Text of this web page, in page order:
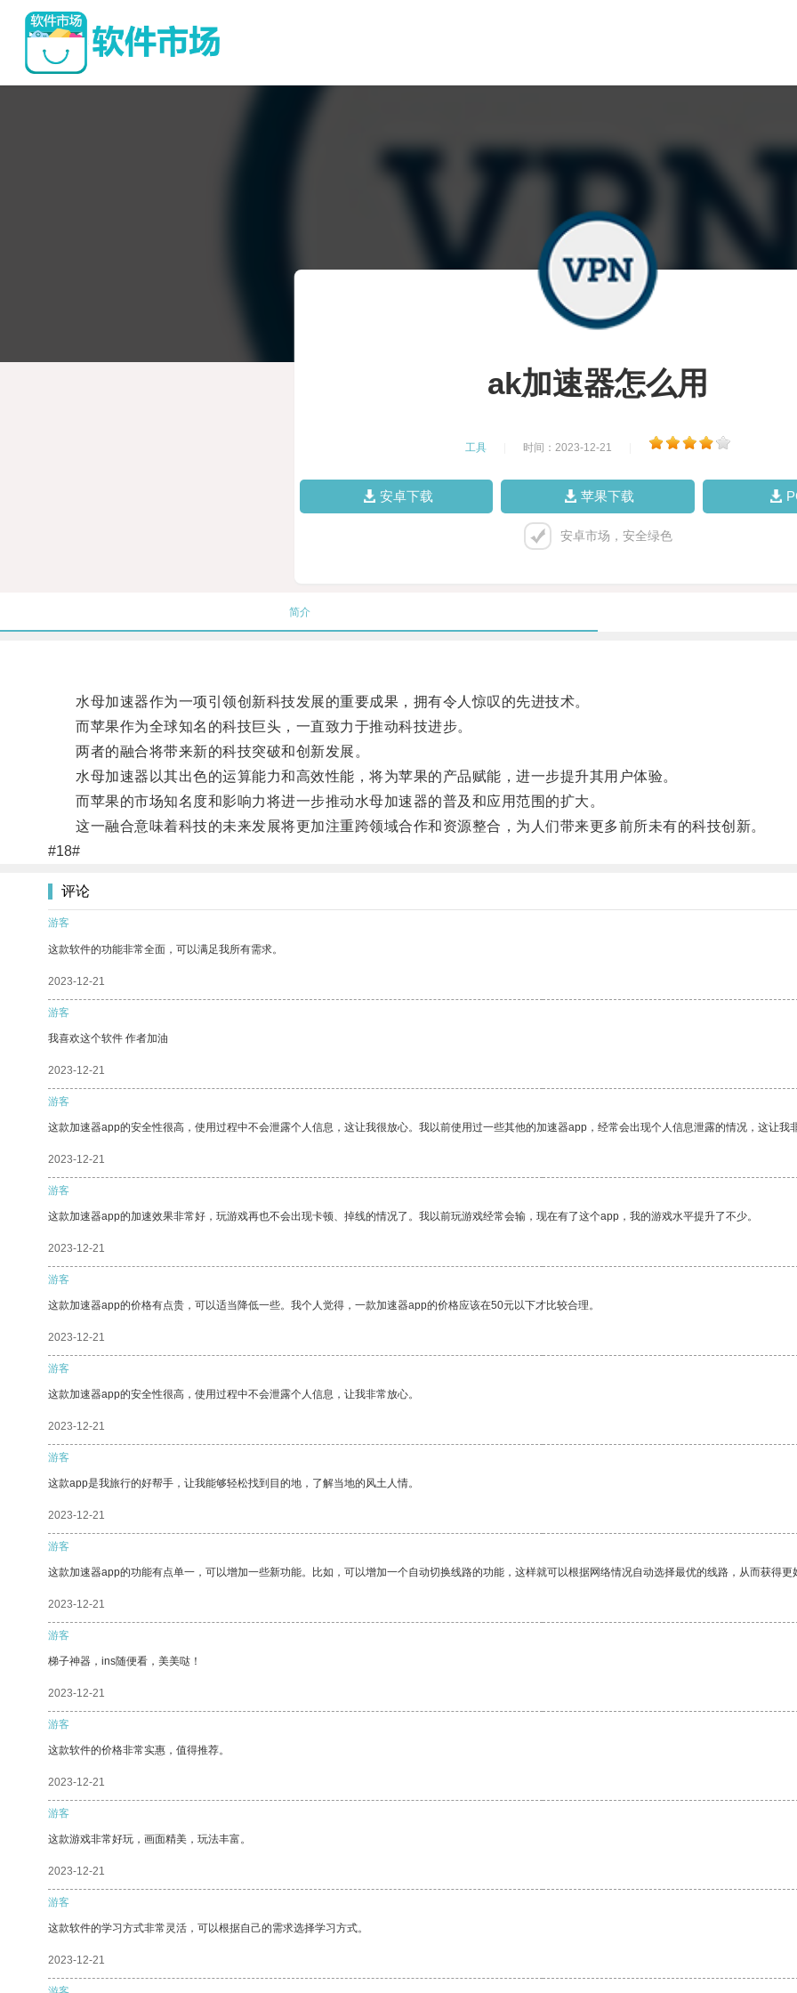
ak加速器怎么用
工具 时间：2023-12-21
安卓下载 苹果下载
安卓市场，安全绿色
简介
水母加速器作为一项引领创新科技发展的重要成果，拥有令人惊叹的先进技术。
而苹果作为全球知名的科技巨头，一直致力于推动科技进步。
两者的融合将带来新的科技突破和创新发展。
水母加速器以其出色的运算能力和高效性能，将为苹果的产品赋能，进一步提升其用户体验。
而苹果的市场知名度和影响力将进一步推动水母加速器的普及和应用范围的扩大。
这一融合意味着科技的未来发展将更加注重跨领域合作和资源整合，为人们带来更多前所未有的科技创新。
#18#
评论
游客
这款软件的功能非常全面，可以满足我所有需求。
2023-12-21
游客
我喜欢这个软件 作者加油
2023-12-21
游客
这款加速器app的安全性很高，使用过程中不会泄露个人信息，这让我很放心。我以前使用过一些其他的加速器app，经常会出现个人信息泄露的情况，这让我
2023-12-21
游客
这款加速器app的加速效果非常好，玩游戏再也不会出现卡顿、掉线的情况了。我以前玩游戏经常会输，现在有了这个app，我的游戏水平提升了不少。
2023-12-21
游客
这款加速器app的价格有点贵，可以适当降低一些。我个人觉得，一款加速器app的价格应该在50元以下才比较合理。
2023-12-21
游客
这款加速器app的安全性很高，使用过程中不会泄露个人信息，让我非常放心。
2023-12-21
游客
这款app是我旅行的好帮手，让我能够轻松找到目的地，了解当地的风土人情。
2023-12-21
游客
这款加速器app的功能有点单一，可以增加一些新功能。比如，可以增加一个自动切换线路的功能，这样就可以根据网络情况自动选择最优的线路，从而获得更
2023-12-21
游客
梯子神器，ins随便看，美美哒！
2023-12-21
游客
这款软件的价格非常实惠，值得推荐。
2023-12-21
游客
这款游戏非常好玩，画面精美，玩法丰富。
2023-12-21
游客
这款软件的学习方式非常灵活，可以根据自己的需求选择学习方式。
2023-12-21